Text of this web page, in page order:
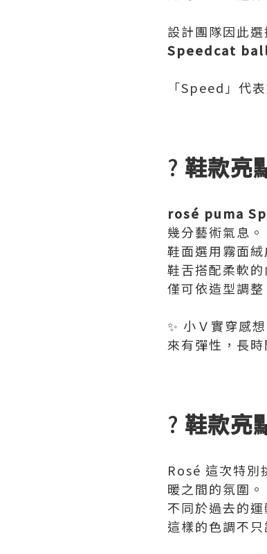
設計團隊因此
Speedcat
「Speed」代
? 鞋款亮
rosé puma
幾分藝術氣息。
鞋面選用霧面
鞋舌搭配柔軟
僅可依造型調
✨ 小Ｖ實穿感
來有彈性，長
? 鞋款亮
Rosé 這次特別
暖之間的氛圍。
不同於過去的運
這樣的色調不